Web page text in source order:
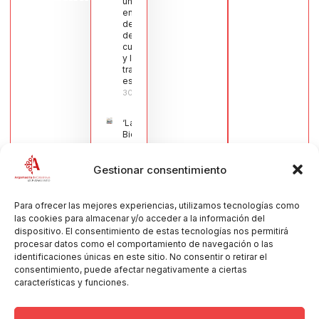
Gestionar consentimiento
Para ofrecer las mejores experiencias, utilizamos tecnologías como
las cookies para almacenar y/o acceder a la información del
dispositivo. El consentimiento de estas tecnologías nos permitirá
procesar datos como el comportamiento de navegación o las
identificaciones únicas en este sitio. No consentir o retirar el
consentimiento, puede afectar negativamente a ciertas
características y funciones.
en defensa
del sector
de la
cuchillería
y la navaja
tradicional
española
30/07/2026
‘La
Bienvenida’,
estampa de
de la Virgen
Muñoz
Muñoz,
anuncia las
Fiestas
Patronales
2026
30/07/2026